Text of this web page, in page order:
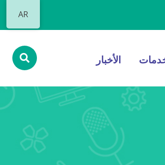
الأخبار
AR